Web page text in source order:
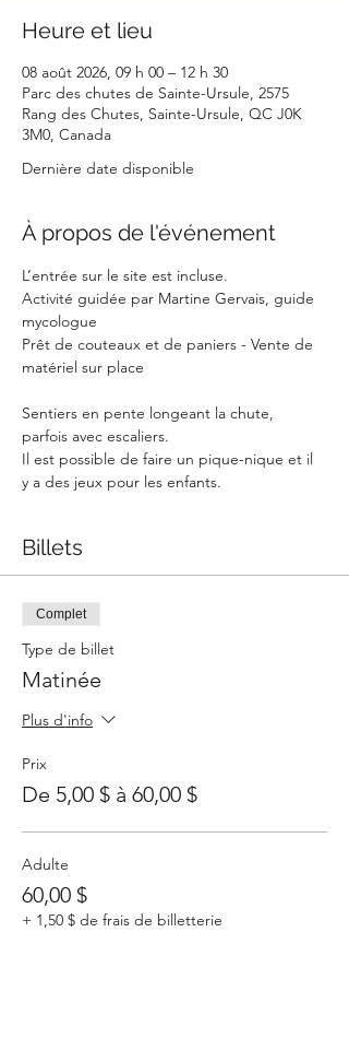
Heure et lieu
08 août 2026, 09 h 00 – 12 h 30
Parc des chutes de Sainte-Ursule, 2575
Rang des Chutes, Sainte-Ursule, QC J0K
3M0, Canada
Dernière date disponible
À propos de l'événement
L’entrée sur le site est incluse.
Activité guidée par Martine Gervais, guide
mycologue
Prêt de couteaux et de paniers - Vente de
matériel sur place
Sentiers en pente longeant la chute,
parfois avec escaliers.
Il est possible de faire un pique-nique et il
y a des jeux pour les enfants.
Billets
Complet
Type de billet
Matinée
Plus d'info
Prix
De 5,00 $ à 60,00 $
Adulte
60,00 $
+ 1,50 $ de frais de billetterie